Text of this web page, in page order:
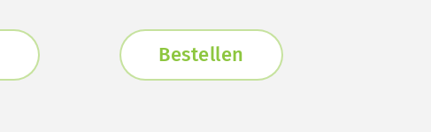
Bestellen